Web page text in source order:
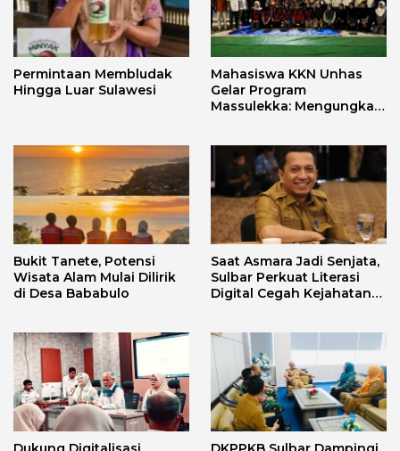
Permintaan Membludak
Hingga Luar Sulawesi
Mahasiswa KKN Unhas
Gelar Program
Massulekka: Mengungkap
Bukit Tanete, Potensi
Wisata Alam Mulai Dilirik
di Desa Bababulo
Saat Asmara Jadi Senjata,
Sulbar Perkuat Literasi
Digital Cegah Kejahatan